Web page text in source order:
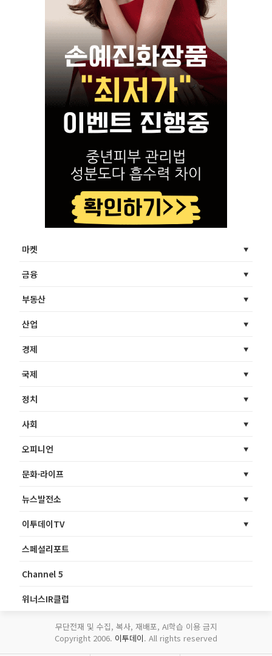
마켓
금융
부동산
산업
경제
국제
정치
사회
오피니언
문화·라이프
뉴스발전소
이투데이TV
스페셜리포트
Channel 5
위너스IR클럽
무단전재 및 수집, 복사, 재배포, AI학습 이용 금지
Copyright 2006. 이투데이. All rights reserved